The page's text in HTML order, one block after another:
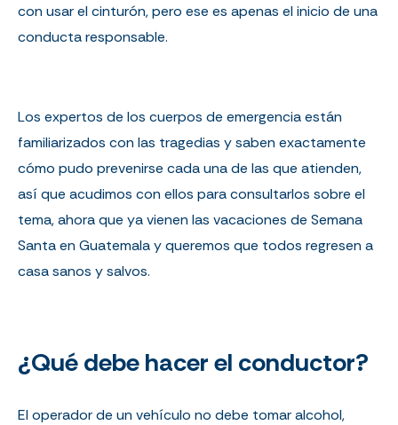
con usar el cinturón, pero ese es apenas el inicio de una
conducta responsable.
Los expertos de los cuerpos de emergencia están
familiarizados con las tragedias y saben exactamente
cómo pudo prevenirse cada una de las que atienden,
así que acudimos con ellos para consultarlos sobre el
tema, ahora que ya vienen las vacaciones de Semana
Santa en Guatemala y queremos que todos regresen a
casa sanos y salvos.
¿Qué debe hacer el conductor?
El operador de un vehículo no debe tomar alcohol,